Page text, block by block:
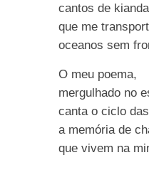
cantos de
que me
oceanos sem
O meu poema,
mergulhado no
canta o ciclo
a memória de
que vivem na